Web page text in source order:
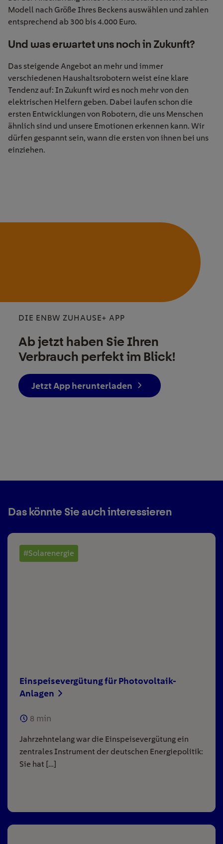
Modell nach Größe Ihres Beckens auswählen und zahlen
entsprechend ab 300 bis 4.000 Euro.
Und was erwartet uns noch in Zukunft?
Das steigende Angebot an mehr und immer
verschiedenen Haushaltsrobotern weist eine klare
Tendenz auf: In Zukunft wird es noch mehr von den
elektrischen Helfern geben. Dabei laufen schon die
ersten Entwicklungen von Robotern, die uns Menschen
ähnlich sind und unsere Emotionen erkennen kann. Wir
dürfen gespannt sein, wann die ersten von ihnen bei uns
einziehen.
DIE ENBW ZUHAUSE+ APP
Ab jetzt haben Sie Ihren
Verbrauch perfekt im Blick!
Jetzt App herunterladen
Das könnte Sie auch interessieren
#Solarenergie
Einspeisevergütung für Photovoltaik-
Anlagen
8 min
Jahrzehntelang war die Einspeisevergütung ein
zentrales Instrument der deutschen Energiepolitik:
Sie hat […]